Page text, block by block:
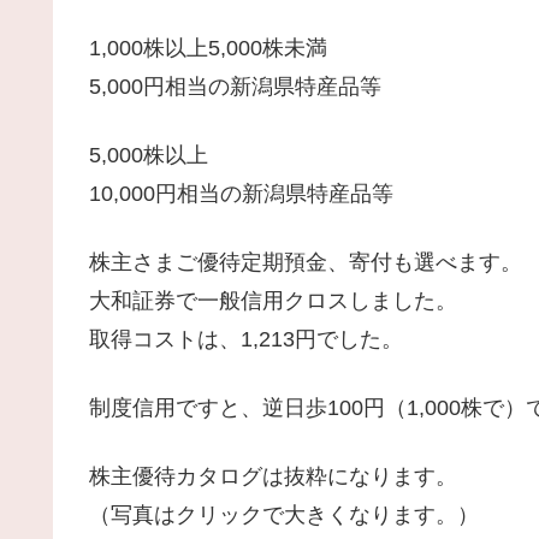
1,000株以上5,000株未満
5,000円相当の新潟県特産品等
5,000株以上
10,000円相当の新潟県特産品等
株主さまご優待定期預金、寄付も選べます。
大和証券で一般信用クロスしました。
取得コストは、1,213円でした。
制度信用ですと、逆日歩100円（1,000株で）
株主優待カタログは抜粋になります。
（写真はクリックで大きくなります。）